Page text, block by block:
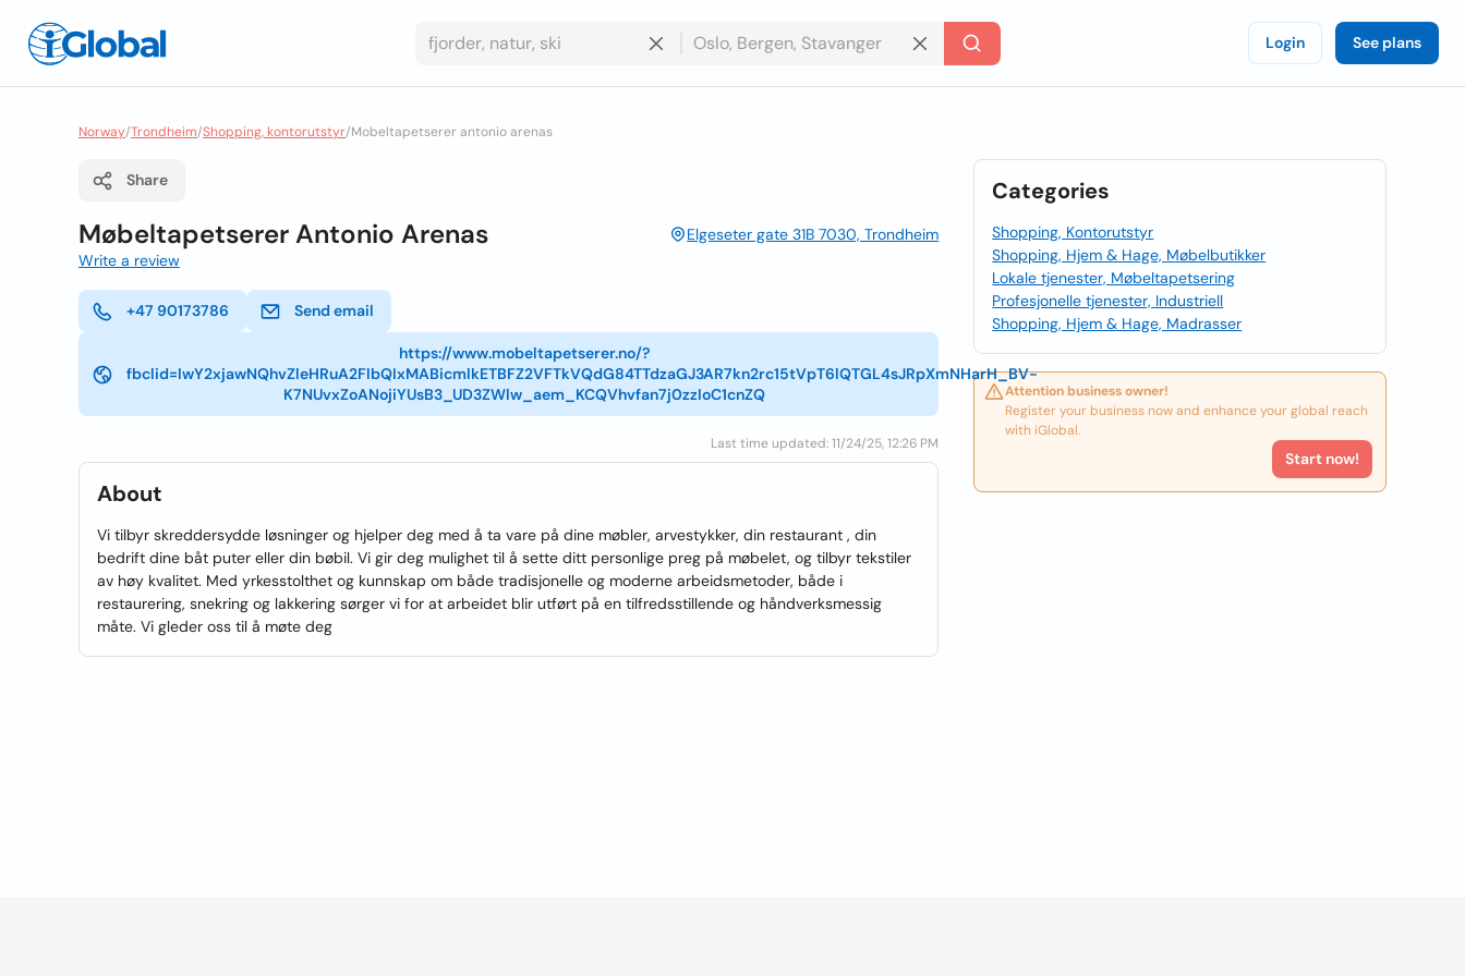
Login See plans
Norway/Trondheim/Shopping, kontorutstyr/Mobeltapetserer antonio arenas
Share
Møbeltapetserer Antonio Arenas
Elgeseter gate 31B 7030, Trondheim
Write a review
+47 90173786 Send email
https://www.mobeltapetserer.no/?
fbclid=IwY2xjawNQhvZleHRuA2FlbQIxMABicmlkETBFZ2VFTkVQdG84TTdzaGJ3AR7kn2rc15tVpT6lQTGL4sJRpXmNHarH_BV-
K7NUvxZoANojiYUsB3_UD3ZWlw_aem_KCQVhvfan7j0zzIoC1cnZQ
Last time updated: 11/24/25, 12:26 PM
About
Vi tilbyr skreddersydde løsninger og hjelper deg med å ta vare på dine møbler, arvestykker, din restaurant , din
bedrift dine båt puter eller din bøbil. Vi gir deg mulighet til å sette ditt personlige preg på møbelet, og tilbyr tekstiler
av høy kvalitet. Med yrkesstolthet og kunnskap om både tradisjonelle og moderne arbeidsmetoder, både i
restaurering, snekring og lakkering sørger vi for at arbeidet blir utført på en tilfredsstillende og håndverksmessig
måte. Vi gleder oss til å møte deg
Categories
Shopping, Kontorutstyr
Shopping, Hjem & Hage, Møbelbutikker
Lokale tjenester, Møbeltapetsering
Profesjonelle tjenester, Industriell
Shopping, Hjem & Hage, Madrasser
Attention business owner!
Register your business now and enhance your global reach
with iGlobal.
Start now!